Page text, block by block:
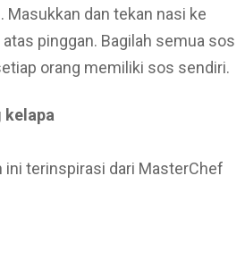
Masukkan dan tekan nasi ke
pinggan. Bagilah semua sos
orang memiliki sos sendiri.
kelapa
ini terinspirasi dari MasterChef